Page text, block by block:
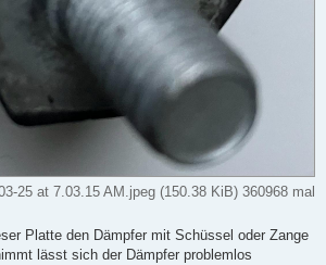
25 at 7.03.15 AM.jpeg (150.38 KiB) 360968 mal
Platte den Dämpfer mit Schüssel oder Zange
lässt sich der Dämpfer problemlos